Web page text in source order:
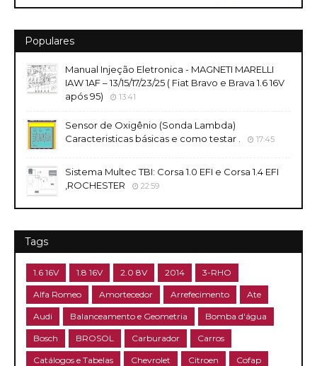
Populares
Manual Injeção Eletronica - MAGNETI MARELLI
IAW 1AF – 13/15/17/23/25 ( Fiat Bravo e Brava 1.6 16V
após 95)
13:41
Sensor de Oxigênio (Sonda Lambda)
Caracteristicas básicas e como testar .
17:45
Sistema Multec TBI: Corsa 1.0 EFI e Corsa 1.4 EFI
,ROCHESTER
22:59
Tags
1.6 16V 1.8 16V 2.0 8V 2014 3-RHO
Alfa Romeo Amortecedor Arrefecimento Ate
Audi Balanceamento e Geometria Bomba d'água
Bosch BROSOL Carburador Carros
Catálogos e Tabelas Chevrolet Citroen Cofap